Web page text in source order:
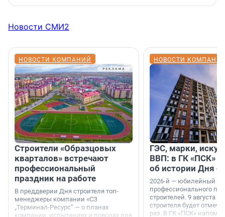
Новости СМИ2
НОВОСТИ КОМПАНИЙ
Строители «Образцовых
кварталов» встречают
профессиональный
праздник на работе
В преддверии Дня строителя топ-
менеджеры компании «СЗ
„Терминал-Ресурс“ — о планах
компании, испытаниях и поводах для
НОВОСТИ
ГЭС, марки,
ВВП: в ГК «ПСК»
об истории Дня
2026-й — юбилейный
профессионального
строителей. 9 августа
строителя будет
раз. В ГК «ПСК»